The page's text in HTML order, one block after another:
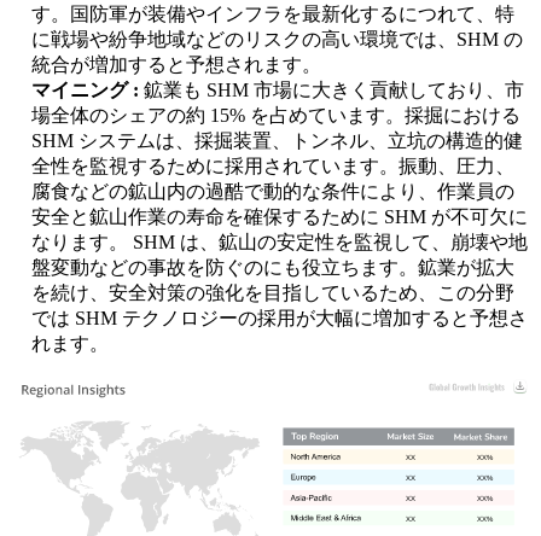
す。国防軍が装備やインフラを最新化するにつれて、特
に戦場や紛争地域などのリスクの高い環境では、SHM の
統合が増加すると予想されます。
マイニング : 鉱業も SHM 市場に大きく貢献しており、市
場全体のシェアの約 15% を占めています。採掘における
SHM システムは、採掘装置、トンネル、立坑の構造的健
全性を監視するために採用されています。振動、圧力、
腐食などの鉱山内の過酷で動的な条件により、作業員の
安全と鉱山作業の寿命を確保するために SHM が不可欠に
なります。 SHM は、鉱山の安定性を監視して、崩壊や地
盤変動などの事故を防ぐのにも役立ちます。鉱業が拡大
を続け、安全対策の強化を目指しているため、この分野
では SHM テクノロジーの採用が大幅に増加すると予想さ
れます。
XX%
XX
XX%
XX
XX%
XX
XX%
XX